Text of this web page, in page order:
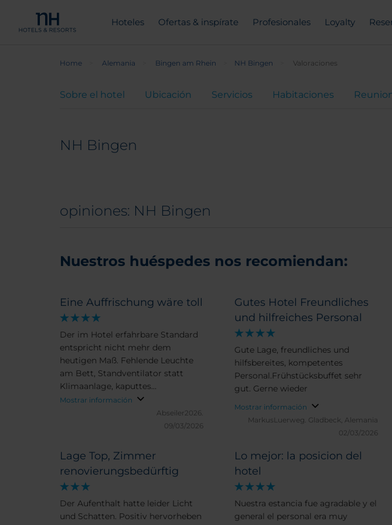
Hoteles Ofertas & inspírate Profesionales Loyalty
Home Alemania Bingen am Rhein NH Bingen Valoraciones
Sobre el hotel Ubicación Servicios Habitaciones
NH Bingen
opiniones: NH Bingen
Nuestros huéspedes nos recomiendan:
Lo mejor: la posicion del
hotel
Nuestra estancia fue agradable y el
general el personal era muy
Eine Auffrischung wäre toll
Der im Hotel erfahrbare Standard
entspricht nicht mehr dem
heutigen Maß. Fehlende Leuchte
am Bett, Standventilator statt
Klimaanlage, kaputtes
Waschbecken im Bad zeugen
davon, dass ein Upgrade Not täte.
Die Zimmer sind sauber. Eine
mit zwei Bildschirmen sieht man
auch nicht alle Tage. Das Personal
ist sichtlich bemüht, die Hardware-
Performance auszubügeln. Im
Sommer wird die Regelung der
Temperatur im Zimmer spannend.
Mostrar información
Abseiler2026.
09/03/2026
Gutes Hotel Freundliches
und hilfreiches Personal
Gute Lage, freundliches und
hilfsbereites, kompetentes
Personal.Frühstücksbuffet sehr
gut. Gerne wieder
Mostrar información
MarkusLuerweg. Gladbeck, Alemania
02/03/2026
Lage Top, Zimmer
renovierungsbedürftig
Der Aufenthalt hatte leider Licht
und Schatten. Positiv hervorheben